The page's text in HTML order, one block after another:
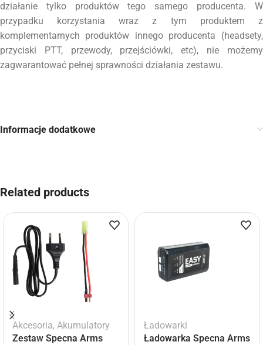
działanie tylko produktów tego samego producenta. W
przypadku korzystania wraz z tym produktem z
komplementarnych produktów innego producenta (headsety,
przyciski PTT, przewody, przejściówki, etc), nie możemy
zagwarantować pełnej sprawności działania zestawu.
Informacje dodatkowe
Related products
Akcesoria, Akumulatory
Zestaw Specna Arms
Ładowarki
Ładowarka Specna Arms